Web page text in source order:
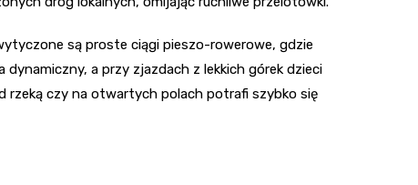
są proste ciągi pieszo-rowerowe, gdzie
a przy zjazdach z lekkich górek dzieci
rzeką czy na otwartych polach potrafi szybko się